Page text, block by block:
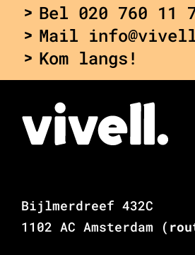
Bel 020 760 11
Mail
Kom langs!
Bijlmerdreef 432C
1102 AC Amsterdam